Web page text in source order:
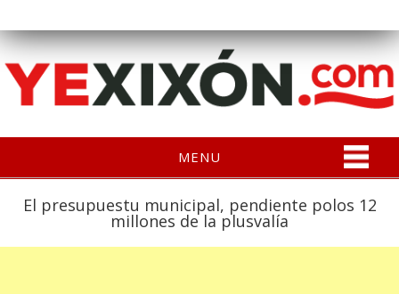
MENU
El presupuestu municipal, pendiente polos 12
millones de la plusvalía